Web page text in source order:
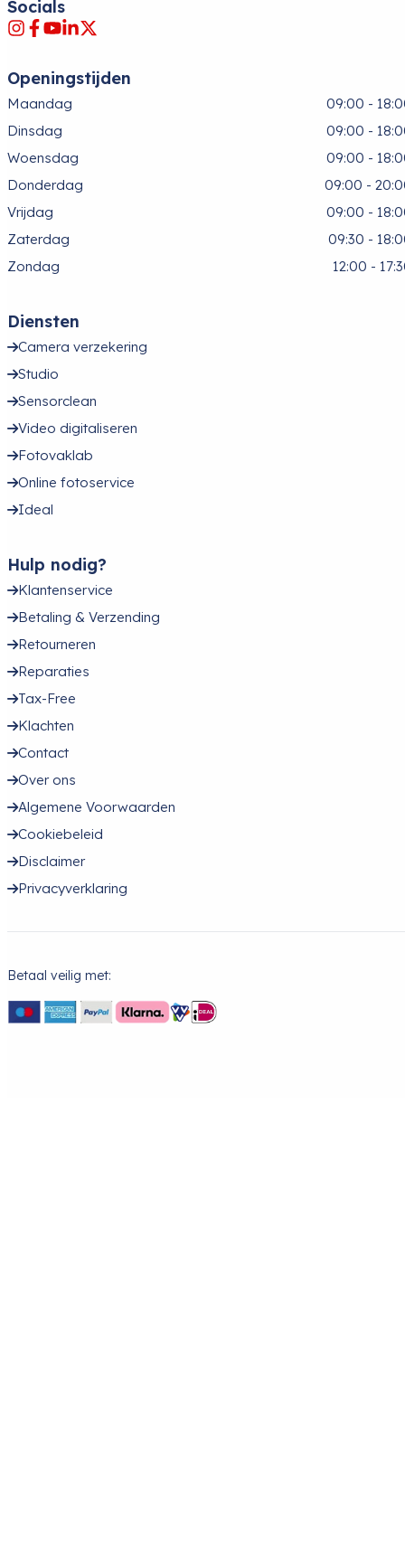
Socials
Openingstijden
Maandag
09:00 -
Dinsdag
09:00 -
Woensdag
09:00 -
Donderdag
09:00 -
Vrijdag
09:00 -
Zaterdag
09:30 -
Zondag
12:00 -
Diensten
Camera verzekering
Studio
Sensorclean
Video digitaliseren
Fotovaklab
Online fotoservice
Ideal
Hulp nodig?
Klantenservice
Betaling & Verzending
Retourneren
Reparaties
Tax-Free
Klachten
Contact
Over ons
Algemene Voorwaarden
Cookiebeleid
Disclaimer
Privacyverklaring
Betaal veilig met: